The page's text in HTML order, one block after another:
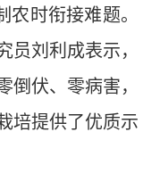
时衔接难题。
员刘利成表示，
倒伏、零病害，
培提供了优质示